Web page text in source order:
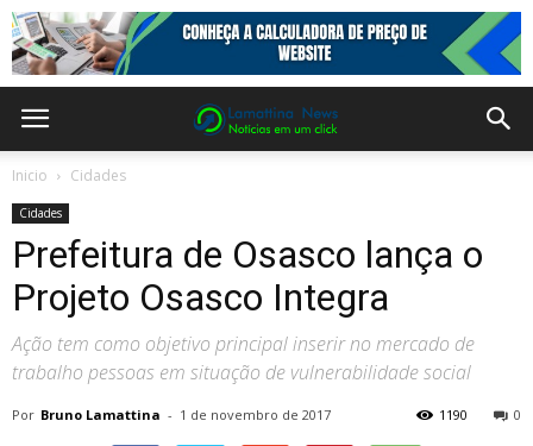
Inicio Cidades
Cidades
Prefeitura de Osasco lança o
Projeto Osasco Integra
Ação tem como objetivo principal inserir no mercado de
trabalho pessoas em situação de vulnerabilidade social
Por Bruno Lamattina - 1 de novembro de 2017 0
1190